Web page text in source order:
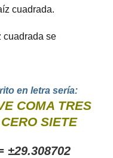
cuadrada.
cuadrada se
en letra sería:
COMA TRES
SIETE
±29.308702